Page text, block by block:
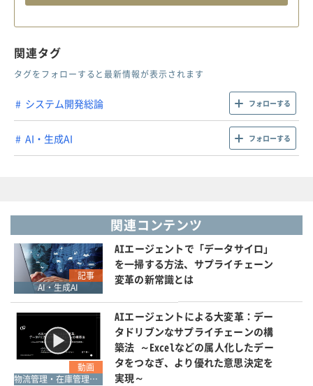
関連タグ
タグをフォローすると最新情報が表示されます
システム開発総論 フォローする
AI・生成AI フォローする
関連コンテンツ
記事
AI・生成AI
AIエージェントで「データサイロ」
を一掃する方法、サプライチェーン
変革の新常識とは
動画
物流管理・在庫管理・SCM
AIエージェントによる大変革：デー
タドリブンなサプライチェーンの構
築法 ～Excelなどの属人化したデー
タをつなぎ、より優れた意思決定を
実現～